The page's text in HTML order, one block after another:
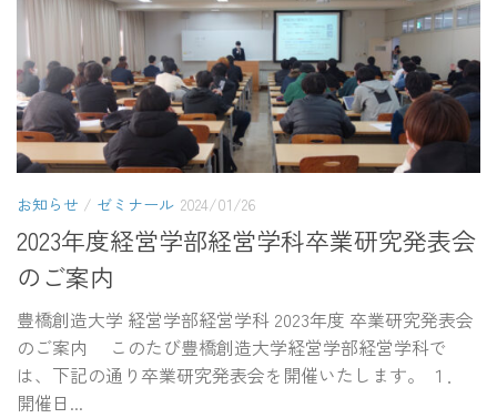
お知らせ / ゼミナール 2024/01/26
2023年度経営学部経営学科卒業研究発表会
のご案内
豊橋創造大学 経営学部経営学科 2023年度 卒業研究発表会
のご案内 このたび豊橋創造大学経営学部経営学科で
は、下記の通り卒業研究発表会を開催いたします。 １．
開催日...